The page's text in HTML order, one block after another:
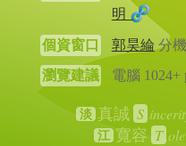
明
個資窗口 郭昊綸 分機
瀏覽建議
電腦 1024+
淡 真誠 S
江 寬容 T